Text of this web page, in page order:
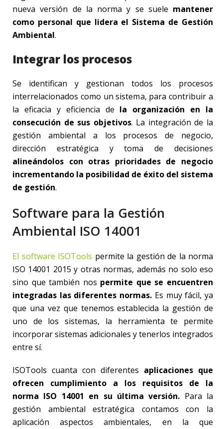
nueva versión de la norma y se suele mantener
como personal que lidera el Sistema de Gestión
Ambiental.
Integrar los procesos
Se identifican y gestionan todos los procesos
interrelacionados como un sistema, para contribuir a
la eficacia y eficiencia de la organización en la
consecución de sus objetivos. La integración de la
gestión ambiental a los procesos de negocio,
dirección estratégica y toma de decisiones
alineándolos con otras prioridades de negocio
incrementando la posibilidad de éxito del sistema
de gestión.
Software para la Gestión
Ambiental ISO 14001
El software ISOTools permite la gestión de la norma
ISO 14001 2015 y otras normas, además no solo eso
sino que también nos permite que se encuentren
integradas las diferentes normas. Es muy fácil, ya
que una vez que tenemos establecida la gestión de
uno de los sistemas, la herramienta te permite
incorporar sistemas adicionales y tenerlos integrados
entre sí.
ISOTools cuanta con diferentes aplicaciones que
ofrecen cumplimiento a los requisitos de la
norma ISO 14001 en su última versión. Para la
gestión ambiental estratégica contamos con la
aplicación aspectos ambientales, en la que